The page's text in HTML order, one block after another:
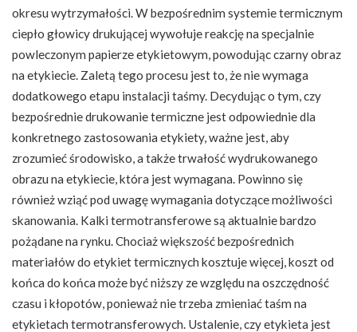
okresu wytrzymałości. W bezpośrednim systemie termicznym
ciepło głowicy drukującej wywołuje reakcję na specjalnie
powleczonym papierze etykietowym, powodując czarny obraz
na etykiecie. Zaletą tego procesu jest to, że nie wymaga
dodatkowego etapu instalacji taśmy. Decydując o tym, czy
bezpośrednie drukowanie termiczne jest odpowiednie dla
konkretnego zastosowania etykiety, ważne jest, aby
zrozumieć środowisko, a także trwałość wydrukowanego
obrazu na etykiecie, która jest wymagana. Powinno się
również wziąć pod uwagę wymagania dotyczące możliwości
skanowania. Kalki termotransferowe są aktualnie bardzo
pożądane na rynku. Chociaż większość bezpośrednich
materiałów do etykiet termicznych kosztuje więcej, koszt od
końca do końca może być niższy ze względu na oszczędność
czasu i kłopotów, ponieważ nie trzeba zmieniać taśm na
etykietach termotransferowych. Ustalenie, czy etykieta jest